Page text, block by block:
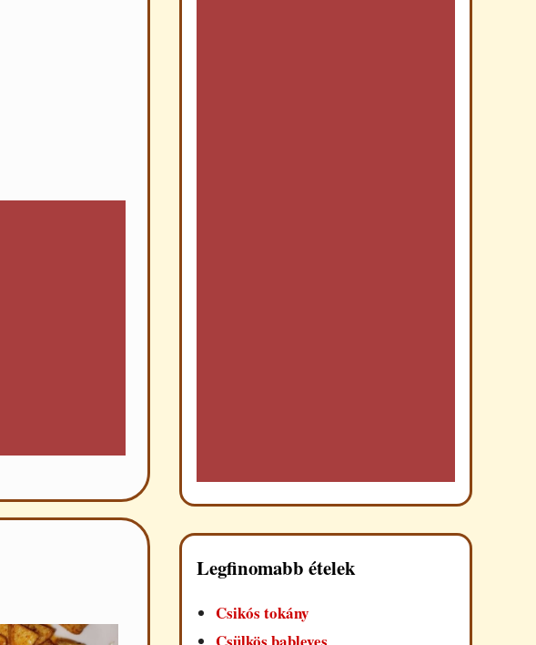
Legfinomabb ételek
Csikós tokány